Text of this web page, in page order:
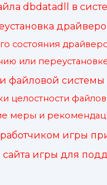
dbdatadll в
состояния
или
файловой системы
целостности
меры и
игры
игры для